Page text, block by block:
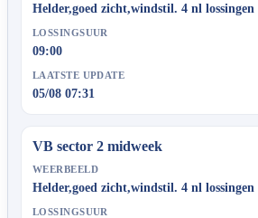
Helder,goed zicht,windstil. 4 nl
LOSSINGSUUR
09:00
LAATSTE UPDATE
05/08 07:31
VB sector 2 midweek
WEERBEELD
Helder,goed zicht,windstil. 4 nl
LOSSINGSUUR